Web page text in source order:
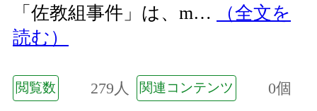
「佐教組事件」は、m…
（全文を
読む）
閲覧数 279人 関連コンテンツ 0個